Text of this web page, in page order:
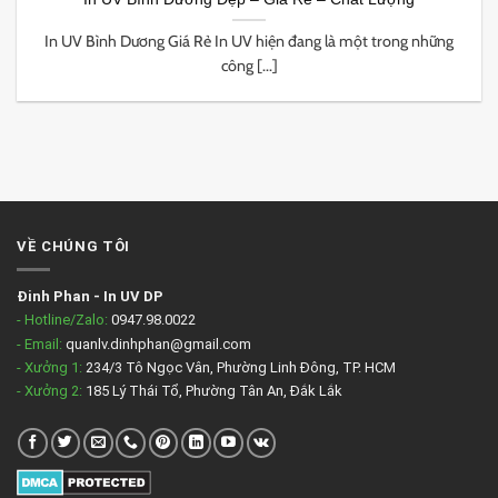
In UV Bình Dương Giá Rẻ In UV hiện đang là một trong những
công [...]
VỀ CHÚNG TÔI
Đinh Phan - In UV DP
- Hotline/Zalo: 0947.98.0022
- Email: quanlv.dinhphan@gmail.com
- Xưởng 1: 234/3 Tô Ngọc Vân, Phường Linh Đông, TP. HCM
- Xưởng 2: 185 Lý Thái Tổ, Phường Tân An, Đắk Lắk